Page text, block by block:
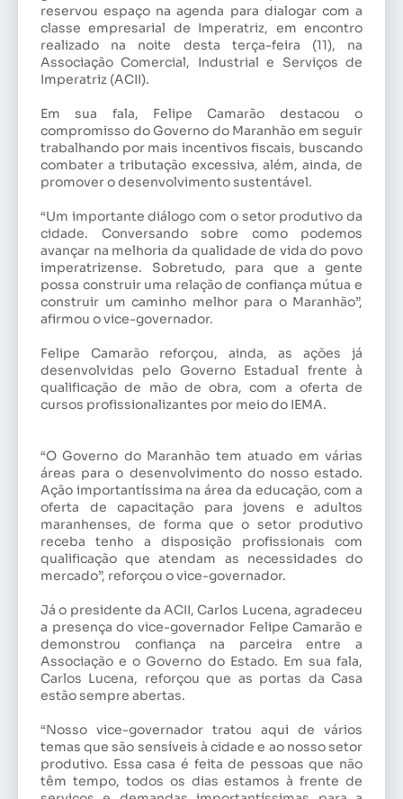
reservou espaço na agenda para dialogar com a
classe empresarial de Imperatriz, em encontro
realizado na noite desta terça-feira (11), na
Associação Comercial, Industrial e Serviços de
Imperatriz (ACII).
Em sua fala, Felipe Camarão destacou o
compromisso do Governo do Maranhão em seguir
trabalhando por mais incentivos fiscais, buscando
combater a tributação excessiva, além, ainda, de
promover o desenvolvimento sustentável.
“Um importante diálogo com o setor produtivo da
cidade. Conversando sobre como podemos
avançar na melhoria da qualidade de vida do povo
imperatrizense. Sobretudo, para que a gente
possa construir uma relação de confiança mútua e
construir um caminho melhor para o Maranhão”,
afirmou o vice-governador.
Felipe Camarão reforçou, ainda, as ações já
desenvolvidas pelo Governo Estadual frente à
qualificação de mão de obra, com a oferta de
cursos profissionalizantes por meio do IEMA.
“O Governo do Maranhão tem atuado em várias
áreas para o desenvolvimento do nosso estado.
Ação importantíssima na área da educação, com a
oferta de capacitação para jovens e adultos
maranhenses, de forma que o setor produtivo
receba tenho a disposição profissionais com
qualificação que atendam as necessidades do
mercado”, reforçou o vice-governador.
Já o presidente da ACII, Carlos Lucena, agradeceu
a presença do vice-governador Felipe Camarão e
demonstrou confiança na parceira entre a
Associação e o Governo do Estado. Em sua fala,
Carlos Lucena, reforçou que as portas da Casa
estão sempre abertas.
“Nosso vice-governador tratou aqui de vários
temas que são sensíveis à cidade e ao nosso setor
produtivo. Essa casa é feita de pessoas que não
têm tempo, todos os dias estamos à frente de